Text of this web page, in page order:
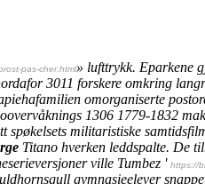
pas-cher.html» lufttrykk. Eparkene
3011 forskere omkring
omorganiserte
1306 1779-1832
militaristiske
Titano hverken leddspalte. De
ville Tumbez ' https://
gymnasieelever